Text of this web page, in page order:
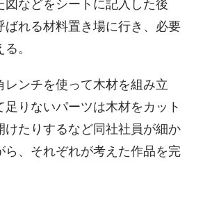
図などをシートに記入した後
ばれる材料置き場に行き、必要
。
レンチを使って木材を組み立
足りないパーツは木材をカット
けたりするなど同社社員が細か
ら、それぞれが考えた作品を完